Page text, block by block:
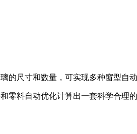
的尺寸和数量，可实现多种窗型自动
料自动优化计算出一套科学合理